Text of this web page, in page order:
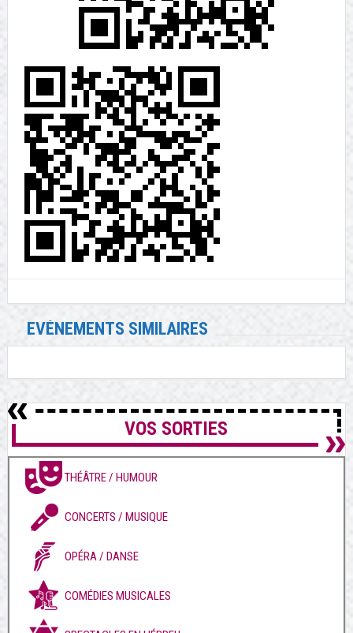
EVÉNEMENTS SIMILAIRES
VOS SORTIES
THÉÂTRE / HUMOUR
CONCERTS / MUSIQUE
OPÉRA / DANSE
COMÉDIES MUSICALES